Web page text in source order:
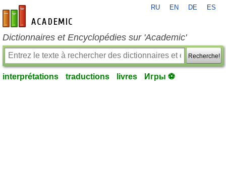
fr-academic.com
RU EN DE ES
Dictionnaires et Encyclopédies sur 'Academic'
Recherche!
interprétations traductions livres Игры ⚽